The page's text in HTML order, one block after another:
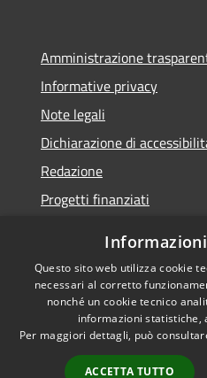
Amministrazione
Informative privacy
Note legali
Dichiarazione di
Redazione
Progetti finanziati
RSS
Accessibilità
Privacy
Questo sito web utilizza cookie
necessari al corretto
nonché un cookie tecnico
informazioni statistiche,
Per maggiori dettagli, può
ACCETTA TUTTO